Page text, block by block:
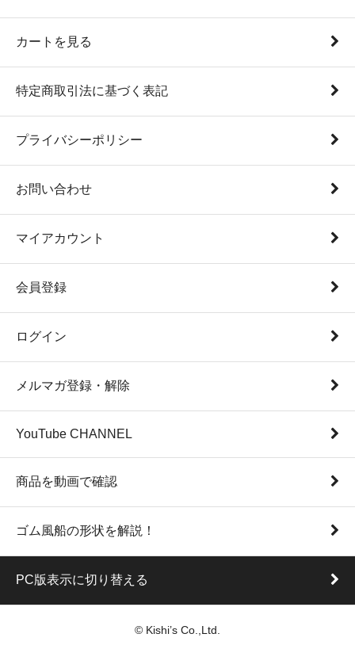
カートを見る
特定商取引法に基づく表記
プライバシーポリシー
お問い合わせ
マイアカウント
会員登録
ログイン
メルマガ登録・解除
YouTube CHANNEL
商品を動画で確認
ゴム風船の形状を解説！
PC版表示に切り替える
© Kishi’s Co.,Ltd.